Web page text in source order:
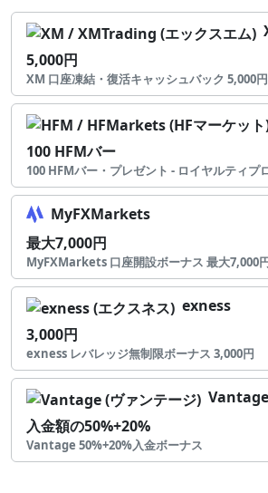
5,000円
XM 口座凍結・復活キャッシュバック 5,000円
100 HFMバー
100 HFMバー・プレゼント - ロイヤルティプ
MyFXMarkets
最大7,000円
MyFXMarkets 口座開設ボーナス 最大7,000
exness
3,000円
exness レバレッジ無制限ボーナス 3,000円
Vantage
入金額の50%+20%
Vantage 50%+20%入金ボーナス